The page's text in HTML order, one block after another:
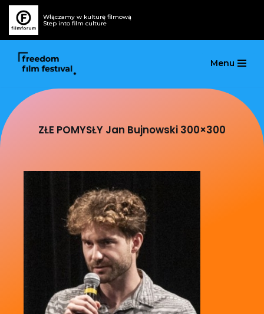
Przejdź
treści
Włączamy w kulturę filmową
Step into film culture
Menu
ZŁE POMYSŁY Jan Bujnowski 300×300